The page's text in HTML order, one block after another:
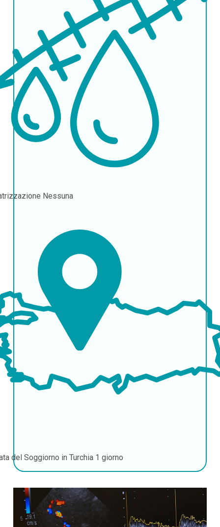
Nessuna
del Soggiorno in Turchia 1 giorno